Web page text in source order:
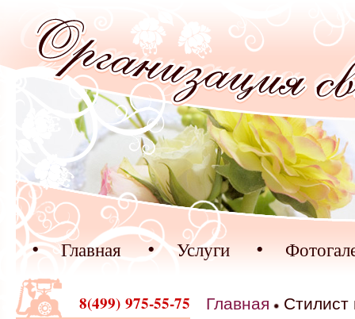
Главная Услуги
8(499) 975-55-75 Главная Стилист